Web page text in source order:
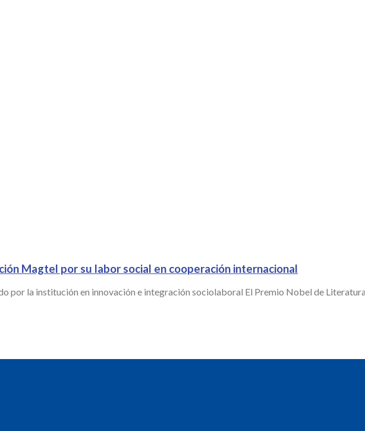
Magtel por su labor social en cooperación internacional
por la institución en innovación e integración sociolaboral El Premio Nobel de